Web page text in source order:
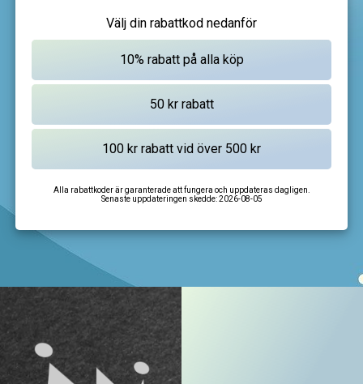
Välj din rabattkod nedanför
Alla rabattkoder är garanterade att fungera och uppdateras dagligen.
Senaste uppdateringen skedde:2026-08-05